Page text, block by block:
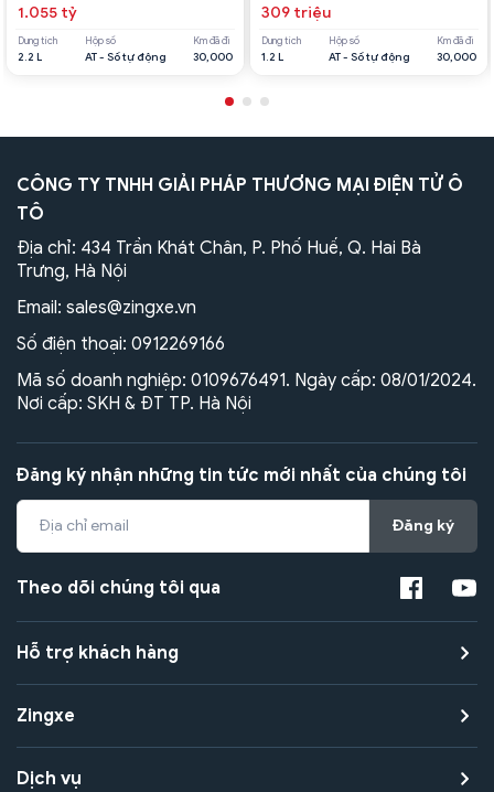
1.055 tỷ
Dung tích
2.2 L
Hộp số
AT - Số tự động
Km đã đi
30,000
309 triệu
Dung tích
1.2 L
Hộp số
AT - Số tự động
Km đã đi
30,000
CÔNG TY TNHH GIẢI PHÁP THƯƠNG MẠI ĐIỆN TỬ Ô
TÔ
Địa chỉ: 434 Trần Khát Chân, P. Phố Huế, Q. Hai Bà
Trưng, Hà Nội
Email: sales@zingxe.vn
Số điện thoại: 0912269166
Mã số doanh nghiệp: 0109676491. Ngày cấp: 08/01/2024.
Nơi cấp: SKH & ĐT TP. Hà Nội
Đăng ký nhận những tin tức mới nhất của chúng tôi
Đăng ký
Theo dõi chúng tôi qua
Hỗ trợ khách hàng
Zingxe
Dịch vụ